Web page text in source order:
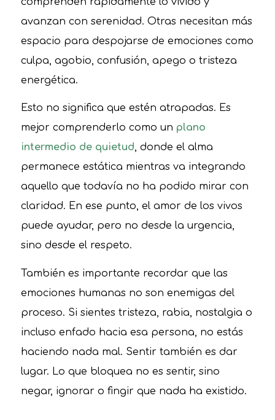
avanzan con serenidad. Otras necesitan más
espacio para despojarse de emociones como
culpa, agobio, confusión, apego o tristeza
energética.
Esto no significa que estén atrapadas. Es
mejor comprenderlo como un plano
intermedio de quietud, donde el alma
permanece estática mientras va integrando
aquello que todavía no ha podido mirar con
claridad. En ese punto, el amor de los vivos
puede ayudar, pero no desde la urgencia,
sino desde el respeto.
También es importante recordar que las
emociones humanas no son enemigas del
proceso. Si sientes tristeza, rabia, nostalgia o
incluso enfado hacia esa persona, no estás
haciendo nada mal. Sentir también es dar
lugar. Lo que bloquea no es sentir, sino
negar, ignorar o fingir que nada ha existido.